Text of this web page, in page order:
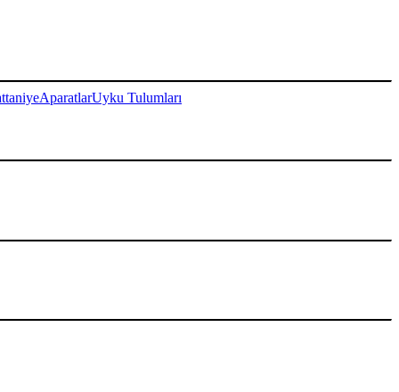
AparatlarUyku Tulumları